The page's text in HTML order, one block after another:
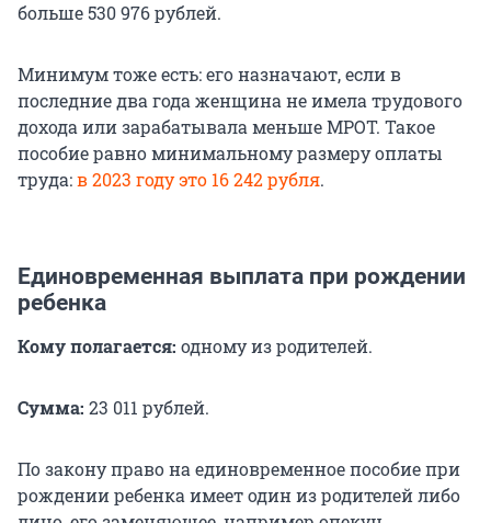
больше 530 976 рублей.
Минимум тоже есть: его назначают, если в
последние два года женщина не имела трудового
дохода или зарабатывала меньше МРОТ. Такое
пособие равно минимальному размеру оплаты
труда:в 2023 году это 16 242 рубля.
Единовременная выплата при рождении
ребенка
Кому полагается: одному из родителей.
Сумма: 23 011 рублей.
По закону право на единовременное пособие при
рождении ребенка имеет один из родителей либо